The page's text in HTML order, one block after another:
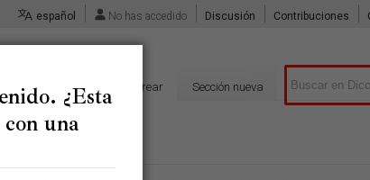
Pedro»
¿Esta
una
español No has accedido Discusión Contribuciones
Crear Sección nueva
Buscar